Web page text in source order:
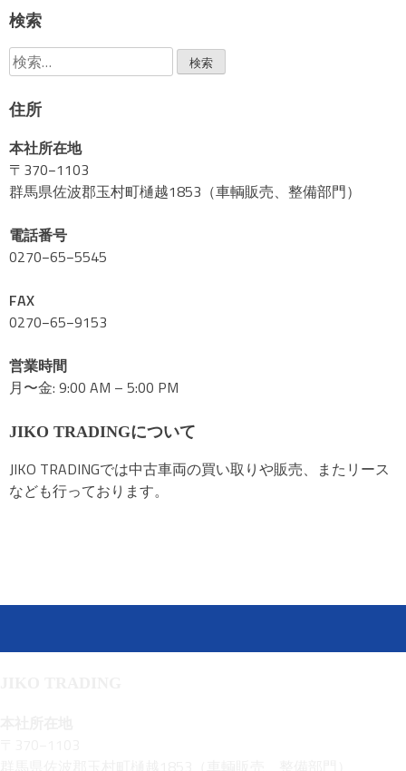
ョ
ン
検索
検
索:
住所
本社所在地
〒370−1103
群馬県佐波郡玉村町樋越1853（車輌販売、整備部門）
電話番号
0270−65−5545
FAX
0270−65−9153
営業時間
月〜金: 9:00 AM – 5:00 PM
JIKO TRADINGについて
JIKO TRADINGでは中古車両の買い取りや販売、またリース
なども行っております。